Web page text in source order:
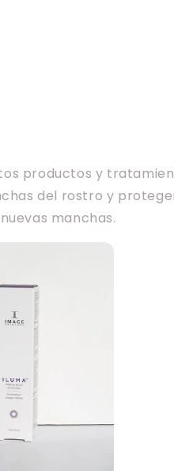
productos y
del rostro y
manchas.